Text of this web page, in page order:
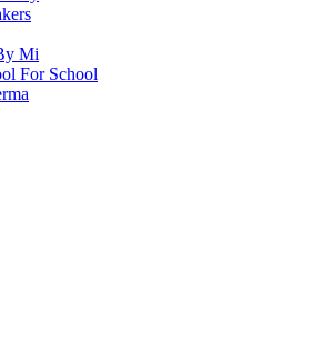
Mi
For School